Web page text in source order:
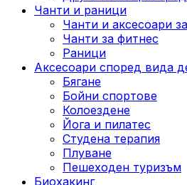
Чанти и раници
Чанти и аксесоари
Чанти за фитнес
Раници
Аксесоари според вида
Бягане
Бойни спортове
Колоездене
Йога и пилатес
Студена терапия
Плуване
Пешеходен туризъм
Биохакинг